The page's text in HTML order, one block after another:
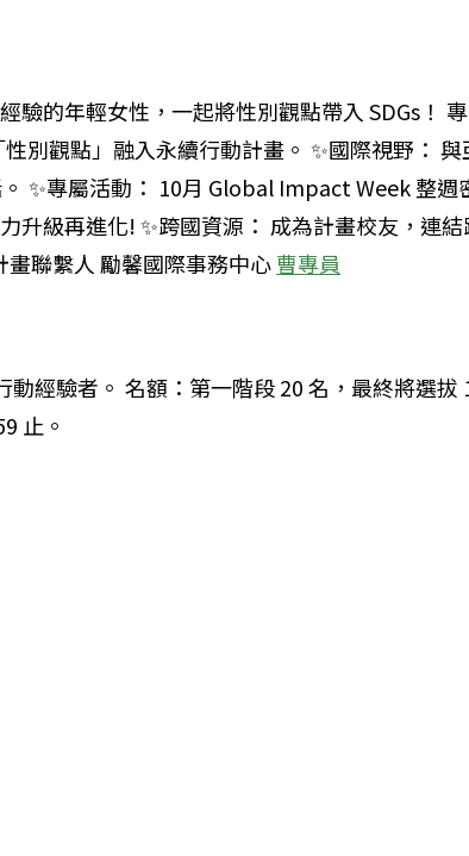
驗的年輕女性，一起將性別觀點帶入 SDGs！
別觀點」融入永續行動計畫。 ✨國際視野： 與
✨專屬活動： 10月 Global Impact Week 整週
升級再進化! ✨跨國資源： 成為計畫校友，連
畫聯繫人 勵馨國際事務中心曹專員
經驗者。 名額：第一階段 20 名，最終將選拔
止。